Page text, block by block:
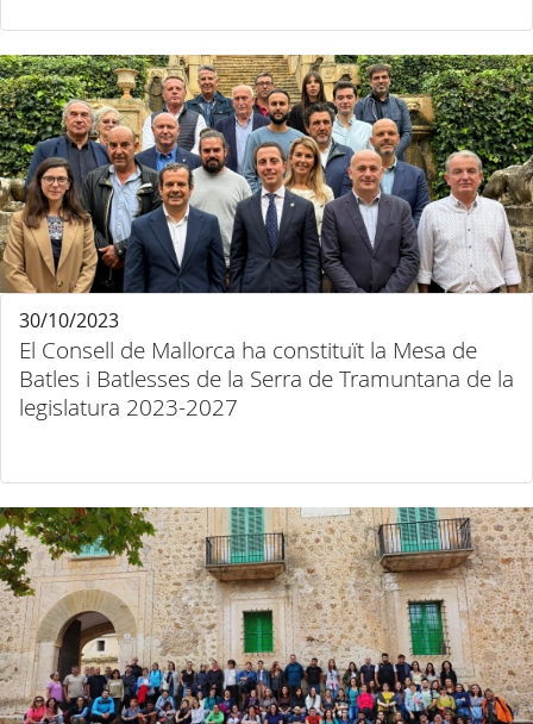
El Consell de Mallorca ha constituït la Mesa de
Batles i Batlesses de la Serra de Tramuntana de la
legislatura 2023-2027
30/10/2023